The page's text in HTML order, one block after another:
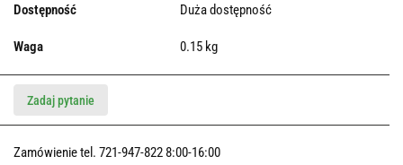
Dostępność Duża dostępność
Waga 0.15 kg
Zadaj pytanie
Zamówienie tel. 721-947-822 8:00-16:00